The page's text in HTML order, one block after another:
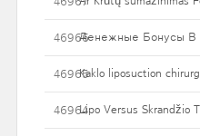
46966Денежные Бонусы В
46965Kaklo liposuction
46964Lipo Versus Skrandžio